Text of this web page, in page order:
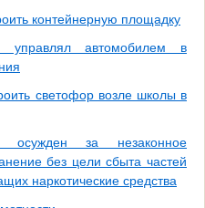
контейнерную площадку
управлял автомобилем в
светофор возле школы в
осужден за незаконное
без цели сбыта частей
наркотические средства